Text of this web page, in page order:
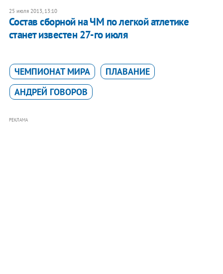
25 июля 2013, 13:10
Состав сборной на ЧМ по легкой атлетике
станет известен 27-го июля
ЧЕМПИОНАТ МИРА
ПЛАВАНИЕ
АНДРЕЙ ГОВОРОВ
РЕКЛАМА